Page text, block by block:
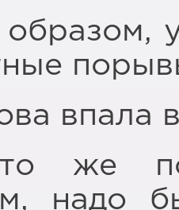
образом,
впала
же
надо